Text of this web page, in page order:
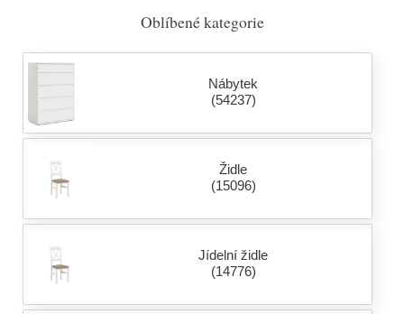
Oblíbené kategorie
Nábytek
(54237)
Židle
(15096)
Jídelní židle
(14776)